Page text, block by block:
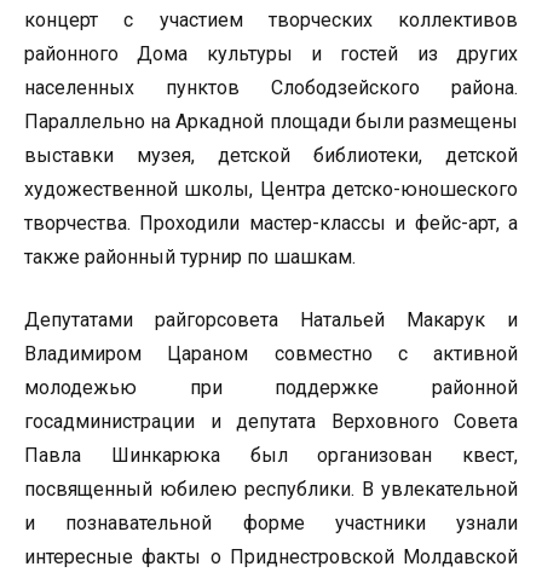
концерт с участием творческих коллективов
районного Дома культуры и гостей из других
населенных пунктов Слободзейского района.
Параллельно на Аркадной площади были размещены
выставки музея, детской библиотеки, детской
художественной школы, Центра детско-юношеского
творчества. Проходили мастер-классы и фейс-арт, а
также районный турнир по шашкам.
Депутатами райгорсовета Натальей Макарук и
Владимиром Цараном совместно с активной
молодежью при поддержке районной
госадминистрации и депутата Верховного Совета
Павла Шинкарюка был организован квест,
посвященный юбилею республики. В увлекательной
и познавательной форме участники узнали
интересные факты о Приднестровской Молдавской